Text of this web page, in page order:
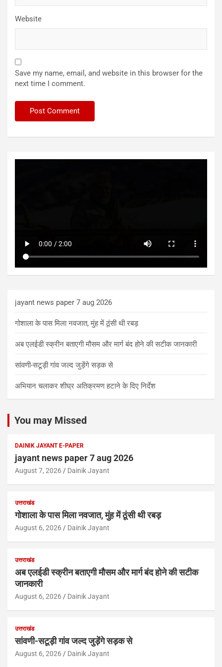
Website
Save my name, email, and website in this browser for the
next time I comment.
jayant news paper 7 aug 2026
गोशाला के पास मिला नवजात, मुंह में ठूंसी थी रबड़
अब एलईडी स्क्रीन बताएगी मौसम और मार्ग बंद होने की सटीक जानकारी
सांवणी-सटूड़ी गांव जल्द जुड़ेंगे सड़क से
अभियान चलाकर शीघ्र अतिक्रमण हटाने के दिए निर्देश
You may Missed
DAINIK JAYANT E-PAPER
jayant news paper 7 aug 2026
August 7, 2026 Dainik Jayant
उत्तराखंड
गोशाला के पास मिला नवजात, मुंह में ठूंसी थी रबड़
August 6, 2026 Dainik Jayant
उत्तराखंड
अब एलईडी स्क्रीन बताएगी मौसम और मार्ग बंद होने की सटीक
जानकारी
August 6, 2026 Dainik Jayant
उत्तराखंड
सांवणी-सटूड़ी गांव जल्द जुड़ेंगे सड़क से
August 6, 2026 Dainik Jayant